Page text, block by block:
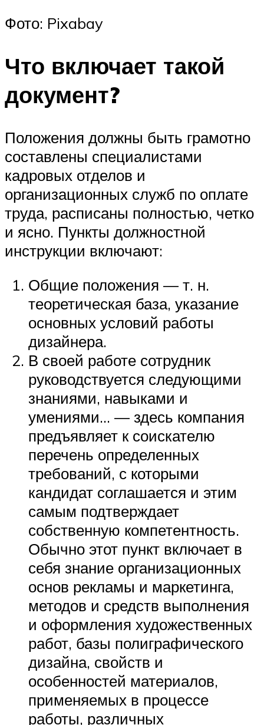
Фото: Pixabay
Что включает такой
документ?
Положения должны быть грамотно
составлены специалистами
кадровых отделов и
организационных служб по оплате
труда, расписаны полностью, четко
и ясно. Пункты должностной
инструкции включают:
Общие положения — т. н.
теоретическая база, указание
основных условий работы
дизайнера.
В своей работе сотрудник
руководствуется следующими
знаниями, навыками и
умениями… — здесь компания
предъявляет к соискателю
перечень определенных
требований, с которыми
кандидат соглашается и этим
самым подтверждает
собственную компетентность.
Обычно этот пункт включает в
себя знание организационных
основ рекламы и маркетинга,
методов и средств выполнения
и оформления художественных
работ, базы полиграфического
дизайна, свойств и
особенностей материалов,
применяемых в процессе
работы, различных